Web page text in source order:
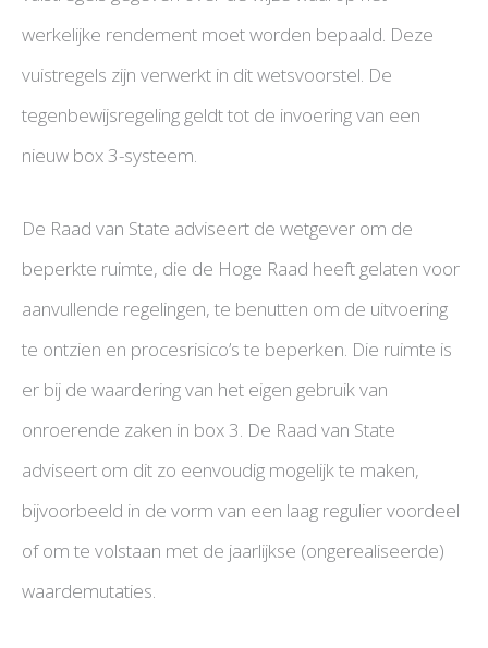
werkelijke rendement moet worden bepaald. Deze
vuistregels zijn verwerkt in dit wetsvoorstel. De
tegenbewijsregeling geldt tot de invoering van een
nieuw box 3-systeem.
De Raad van State adviseert de wetgever om de
beperkte ruimte, die de Hoge Raad heeft gelaten voor
aanvullende regelingen, te benutten om de uitvoering
te ontzien en procesrisico’s te beperken. Die ruimte is
er bij de waardering van het eigen gebruik van
onroerende zaken in box 3. De Raad van State
adviseert om dit zo eenvoudig mogelijk te maken,
bijvoorbeeld in de vorm van een laag regulier voordeel
of om te volstaan met de jaarlijkse (ongerealiseerde)
waardemutaties.